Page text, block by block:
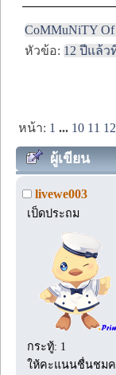
CoMMuNiTY
หัวข้อ: 12 ปีแล้ว
หน้า: 1 ... 10 11 12
ผู้เขียน
livewe003
เป็ดประถม
กระทู้: 1
ให้คะแนนชื่นชม